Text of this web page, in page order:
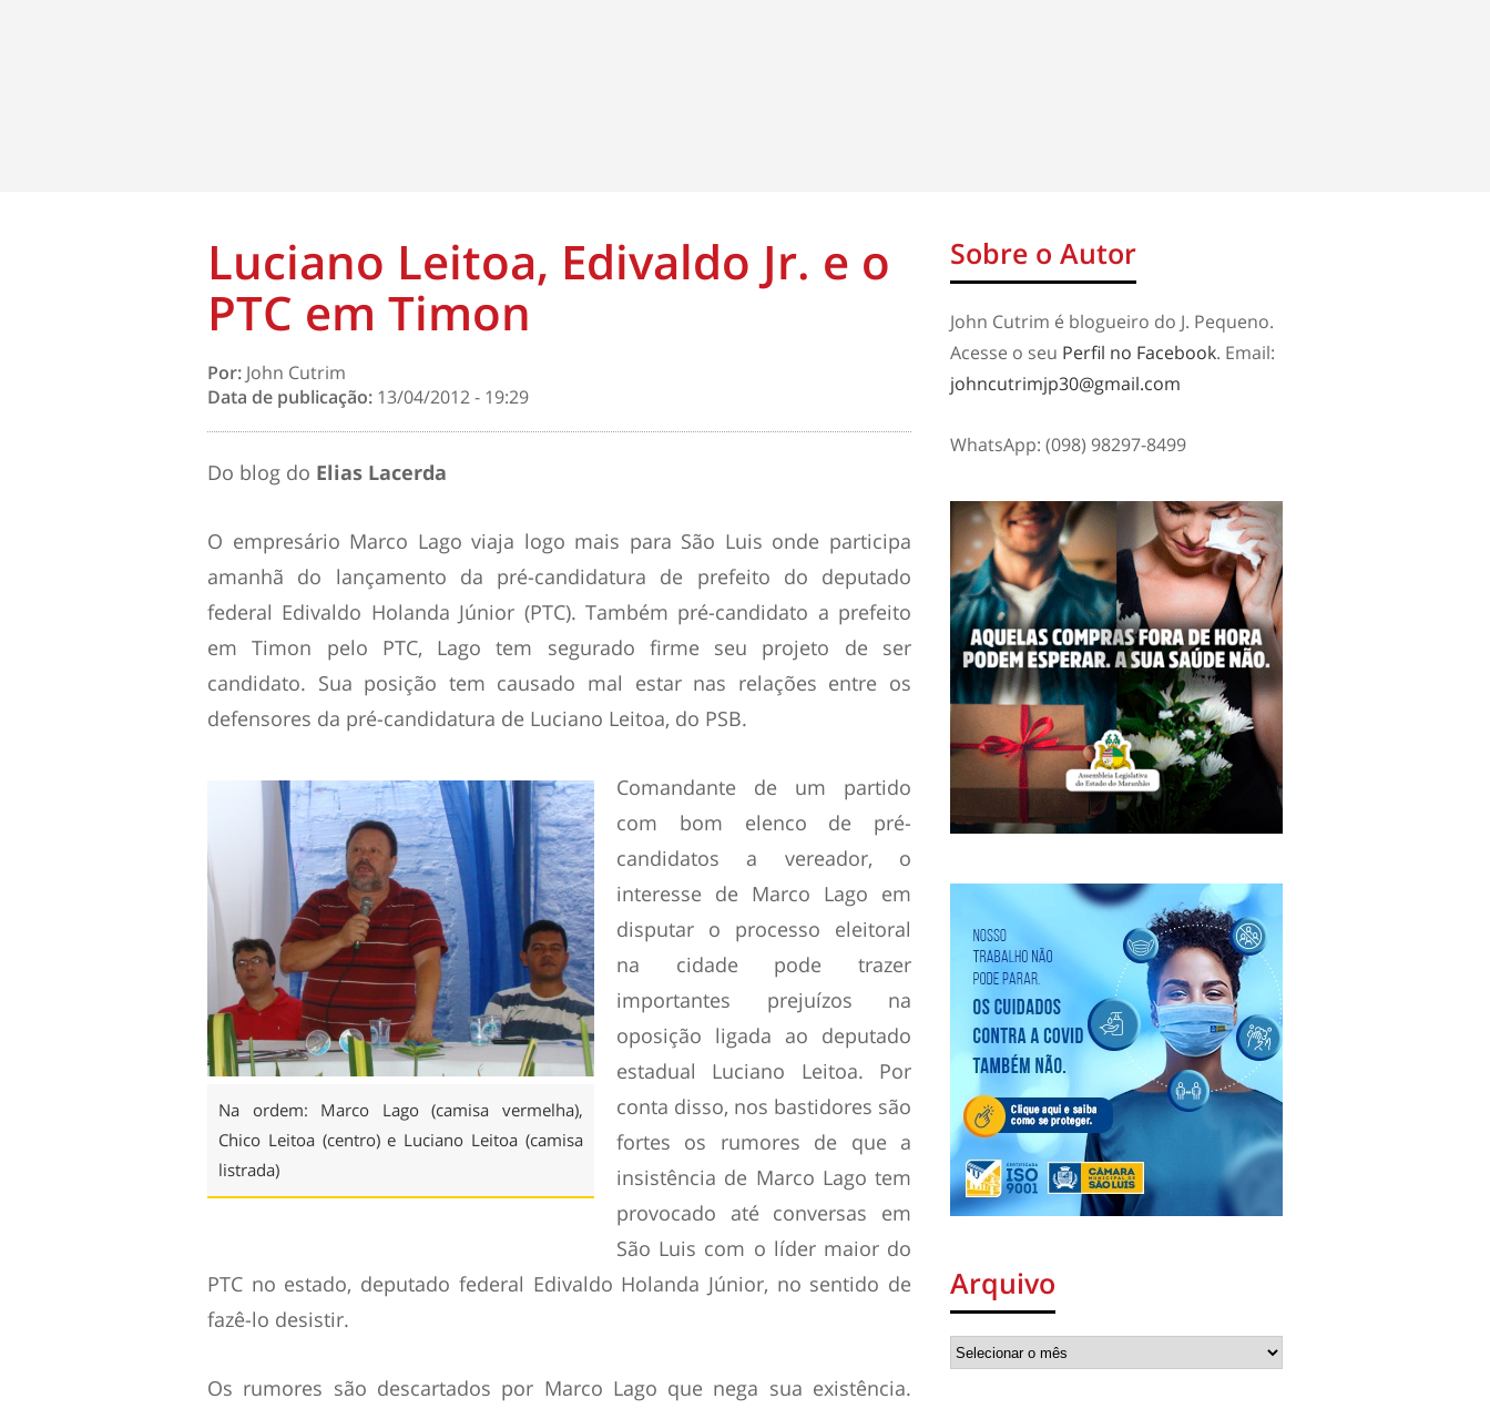
Luciano Leitoa, Edivaldo Jr. e o
PTC em Timon
Por: John Cutrim
Data de publicação: 13/04/2012 - 19:29
Do blog do Elias Lacerda
O empresário Marco Lago viaja logo mais para São Luis onde participa
amanhã do lançamento da pré-candidatura de prefeito do deputado
federal Edivaldo Holanda Júnior (PTC). Também pré-candidato a prefeito
em Timon pelo PTC, Lago tem segurado firme seu projeto de ser
candidato. Sua posição tem causado mal estar nas relações entre os
defensores da pré-candidatura de Luciano Leitoa, do PSB.
Na ordem: Marco Lago (camisa vermelha),
Chico Leitoa (centro) e Luciano Leitoa (camisa
listrada)
Comandante de um partido
com bom elenco de pré-
candidatos a vereador, o
interesse de Marco Lago em
disputar o processo eleitoral
na cidade pode trazer
importantes prejuízos na
oposição ligada ao deputado
estadual Luciano Leitoa. Por
conta disso, nos bastidores são
fortes os rumores de que a
insistência de Marco Lago tem
provocado até conversas em
São Luis com o líder maior do
PTC no estado, deputado federal Edivaldo Holanda Júnior, no sentido de
fazê-lo desistir.
Os rumores são descartados por Marco Lago que nega sua existência.
Sobre o Autor
John Cutrim é blogueiro do J. Pequeno.
Acesse o seu Perfil no Facebook. Email:
johncutrimjp30@gmail.com
WhatsApp: (098) 98297-8499
Arquivo